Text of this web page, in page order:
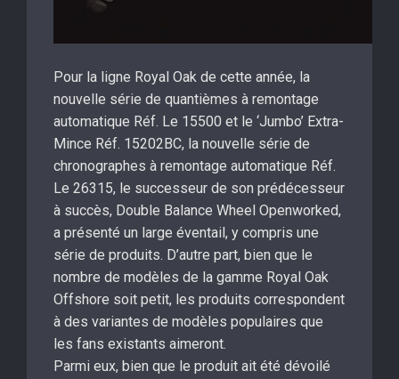
Pour la ligne Royal Oak de cette année, la
nouvelle série de quantièmes à remontage
automatique Réf. Le 15500 et le ‘Jumbo’ Extra-
Mince Réf. 15202BC, la nouvelle série de
chronographes à remontage automatique Réf.
Le 26315, le successeur de son prédécesseur
à succès, Double Balance Wheel Openworked,
a présenté un large éventail, y compris une
série de produits. D’autre part, bien que le
nombre de modèles de la gamme Royal Oak
Offshore soit petit, les produits correspondent
à des variantes de modèles populaires que
les fans existants aimeront.
Parmi eux, bien que le produit ait été dévoilé